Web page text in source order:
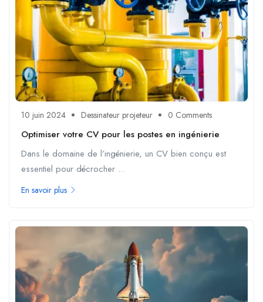
10 juin 2024 Dessinateur projeteur 0 Comments
Optimiser votre CV pour les postes en ingénierie
Dans le domaine de l’ingénierie, un CV bien conçu est
essentiel pour décrocher ...
En savoir plus